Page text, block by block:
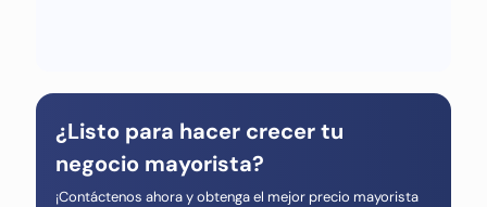
¿Listo para hacer crecer tu
negocio mayorista?
¡Contáctenos ahora y obtenga el mejor precio mayorista